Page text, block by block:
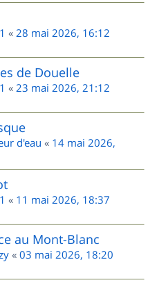
« 28 mai 2026, 16:12
de Douelle
« 23 mai 2026, 21:12
d'eau « 14 mai 2026,
« 11 mai 2026, 18:37
au Mont-Blanc
« 03 mai 2026, 18:20